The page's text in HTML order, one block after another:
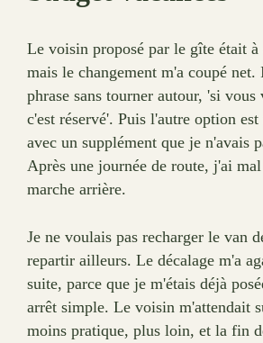
Le voisin proposé par le gîte était à
mais le changement m'a coupé net.
phrase sans tourner autour, 'si vous
c'est réservé'. Puis l'autre option
avec un supplément que je n'avais
Après une journée de route, j'ai
marche arrière.
Je ne voulais pas recharger le van
repartir ailleurs. Le décalage m'a
suite, parce que je m'étais déjà
arrêt simple. Le voisin m'attendait
moins pratique, plus loin, et la fin